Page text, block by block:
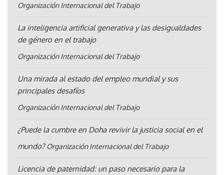
Organización Internacional del Trabajo
La inteligencia artificial generativa y las desigualdades
de género en el trabajo
Organización Internacional del Trabajo
Una mirada al estado del empleo mundial y sus
principales desafíos
Organización Internacional del Trabajo
¿Puede la cumbre en Doha revivir la justicia social en el
mundo? Organización Internacional del Trabajo
Licencia de paternidad: un paso necesario para la